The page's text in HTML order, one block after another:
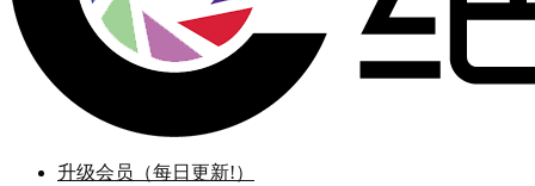
升级会员（每日更新!）